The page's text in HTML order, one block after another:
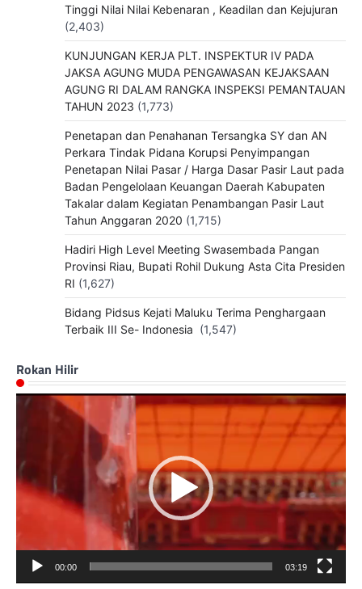
Tinggi Nilai Nilai Kebenaran , Keadilan dan Kejujuran
(2,403)
KUNJUNGAN KERJA PLT. INSPEKTUR IV PADA
JAKSA AGUNG MUDA PENGAWASAN KEJAKSAAN
AGUNG RI DALAM RANGKA INSPEKSI PEMANTAUAN
TAHUN 2023 (1,773)
Penetapan dan Penahanan Tersangka SY dan AN
Perkara Tindak Pidana Korupsi Penyimpangan
Penetapan Nilai Pasar / Harga Dasar Pasir Laut pada
Badan Pengelolaan Keuangan Daerah Kabupaten
Takalar dalam Kegiatan Penambangan Pasir Laut
Tahun Anggaran 2020 (1,715)
Hadiri High Level Meeting Swasembada Pangan
Provinsi Riau, Bupati Rohil Dukung Asta Cita Presiden
RI (1,627)
Bidang Pidsus Kejati Maluku Terima Penghargaan
Terbaik III Se- Indonesia (1,547)
Rokan Hilir
Pemutar
00:00 03:19